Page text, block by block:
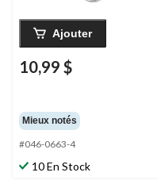
Ajouter
10,99 $
Mieux notés
#046-0663-4
10 En Stock